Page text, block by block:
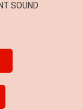
SOUND